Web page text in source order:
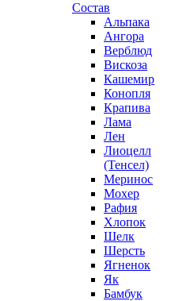
Состав
Альпака
Ангора
Верблюд
Вискоза
Кашемир
Конопля
Крапива
Лама
Лен
Лиоцелл
(Тенсел)
Меринос
Мохер
Рафия
Хлопок
Шелк
Шерсть
Ягненок
Як
Бамбук